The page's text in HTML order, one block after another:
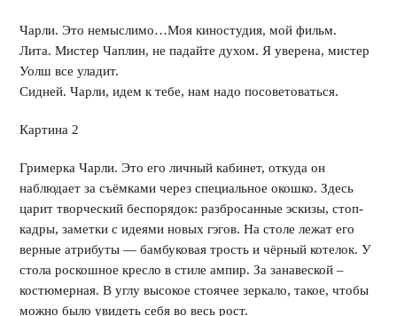
Чарли. Это немыслимо…Моя киностудия, мой фильм.
Лита. Мистер Чаплин, не падайте духом. Я уверена, мистер
Уолш все уладит.
Сидней. Чарли, идем к тебе, нам надо посоветоваться.
Картина 2
Гримерка Чарли. Это его личный кабинет, откуда он
наблюдает за съёмками через специальное окошко. Здесь
царит творческий беспорядок: разбросанные эскизы, стоп-
кадры, заметки с идеями новых гэгов. На столе лежат его
верные атрибуты — бамбуковая трость и чёрный котелок. У
стола роскошное кресло в стиле ампир. За занавеской –
костюмерная. В углу высокое стоячее зеркало, такое, чтобы
можно было увидеть себя во весь рост.